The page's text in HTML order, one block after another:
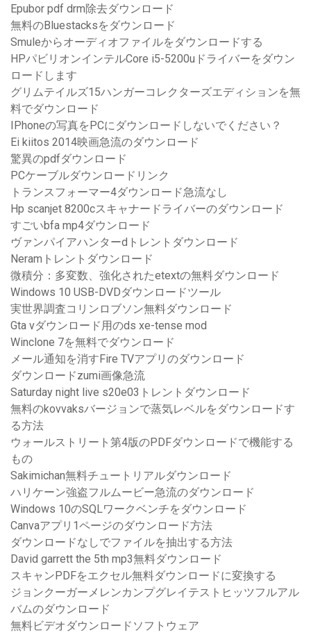
Epubor pdf drm除去ダウンロード
無料のBluestacksをダウンロード
Smuleからオーディオファイルをダウンロードする
HPパビリオンインテルCore i5-5200uドライバーをダウン
ロードします
グリムテイルズ15ハンガーコレクターズエディションを無
料でダウンロード
IPhoneの写真をPCにダウンロードしないでください？
Ei kiitos 2014映画急流のダウンロード
驚異のpdfダウンロード
PCケーブルダウンロードリンク
トランスフォーマー4ダウンロード急流なし
Hp scanjet 8200cスキャナードライバーのダウンロード
すごいbfa mp4ダウンロード
ヴァンパイアハンターdトレントダウンロード
Neramトレントダウンロード
微積分：多変数、強化されたetextの無料ダウンロード
Windows 10 USB-DVDダウンロードツール
実世界調査コリンロブソン無料ダウンロード
Gta vダウンロード用のds xe-tense mod
Winclone 7を無料でダウンロード
メール通知を消すFire TVアプリのダウンロード
ダウンロードzumi画像急流
Saturday night live s20e03トレントダウンロード
無料のkovvaksバージョンで蒸気レベルをダウンロードす
る方法
ウォールストリート第4版のPDFダウンロードで機能する
もの
Sakimichan無料チュートリアルダウンロード
ハリケーン強盗フルムービー急流のダウンロード
Windows 10のSQLワークベンチをダウンロード
Canvaアプリ1ページのダウンロード方法
ダウンロードなしでファイルを抽出する方法
David garrett the 5th mp3無料ダウンロード
スキャンPDFをエクセル無料ダウンロードに変換する
ジョンクーガーメレンカンプグレイテストヒッツフルアル
バムのダウンロード
無料ビデオダウンロードソフトウェア